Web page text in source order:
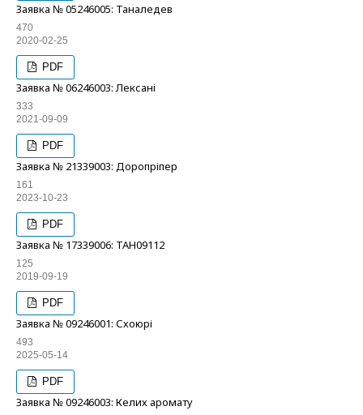
Заявка № 05246005: Таналедев
470
2020-02-25
PDF
Заявка № 06246003: Лексані
333
2021-09-09
PDF
Заявка № 21339003: Доропріпер
161
2023-10-23
PDF
Заявка № 17339006: ТАН09112
125
2019-09-19
PDF
Заявка № 09246001: Схоюрі
493
2025-05-14
PDF
Заявка № 09246003: Келих аромату